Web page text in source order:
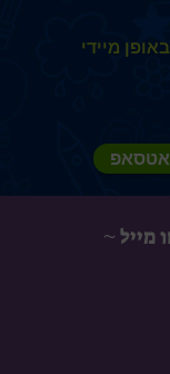
מיידי
מייל ~